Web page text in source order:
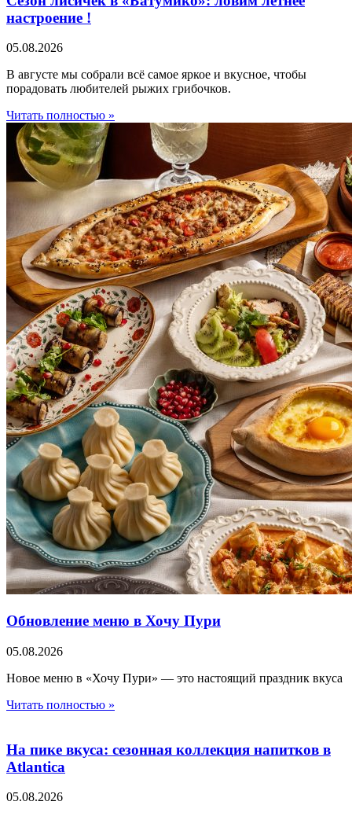
настроение !
05.08.2026
В августе мы собрали всё самое яркое и вкусное, чтобы
порадовать любителей рыжих грибочков.
Читать полностью »
Обновление меню в Хочу Пури
05.08.2026
Новое меню в «Хочу Пури» — это настоящий праздник вкуса
Читать полностью »
На пике вкуса: сезонная коллекция напитков в
Atlantica
05.08.2026